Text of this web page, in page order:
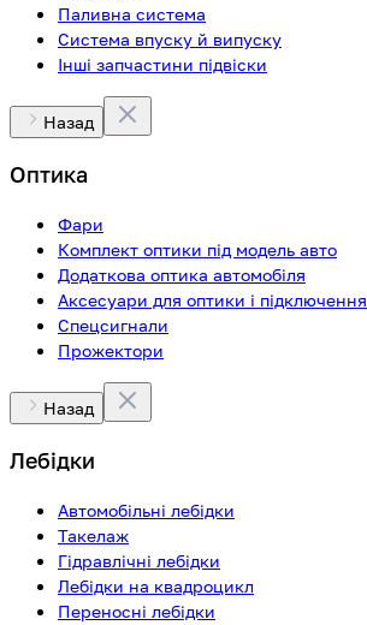
Паливна система
Система впуску й випуску
Інші запчастини підвіски
Назад
Оптика
Фари
Комплект оптики під модель авто
Додаткова оптика автомобіля
Аксесуари для оптики і підключення
Спецсигнали
Прожектори
Назад
Лебідки
Автомобільні лебідки
Такелаж
Гідравлічні лебідки
Лебідки на квадроцикл
Переносні лебідки